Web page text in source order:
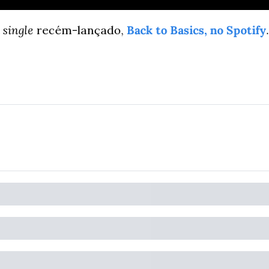
single recém-lançado, Back to Basics, no Spotify.